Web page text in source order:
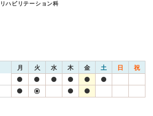
ハビリテーション科
月 火 水 木 金 土 日 祝